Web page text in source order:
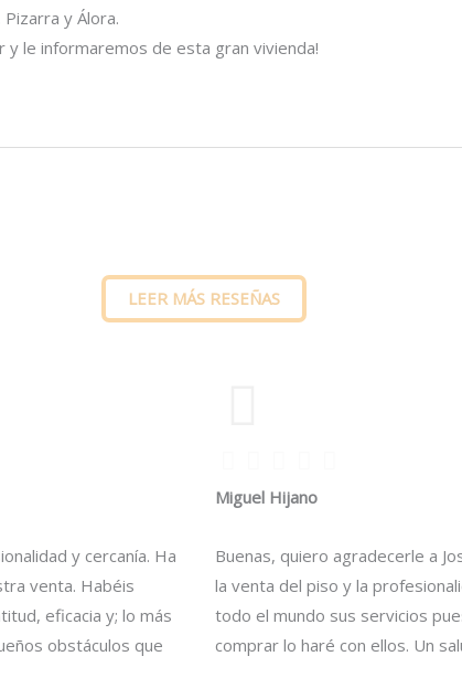
Pizarra y Álora.
y le informaremos de esta gran vivienda!
LEER MÁS RESEÑAS
y cercanía. Ha
venta. Habéis
eficacia y; lo más
obstáculos que
Miguel Hijano
Buenas, quiero agradecerle a
la venta del piso y la
todo el mundo sus servicios
comprar lo haré con ellos. Un